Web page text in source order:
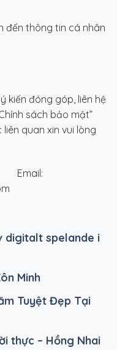
đến thông tin cá nhân
kiến đóng góp, liên hệ
sách bảo mật”
quan xin vui lòng
Email:
digitalt spelande i
Minh
Tuyệt Đẹp Tại
thực – Hồng Nhai